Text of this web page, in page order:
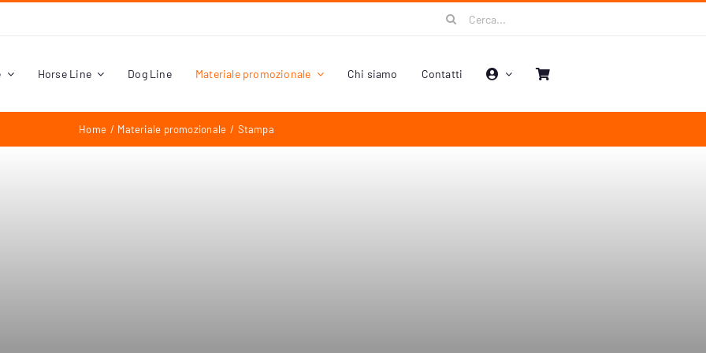
Cerca
Horse Line Dog Line Materiale promozionale Chi siamo Contatti
Home Materiale promozionale Stampa